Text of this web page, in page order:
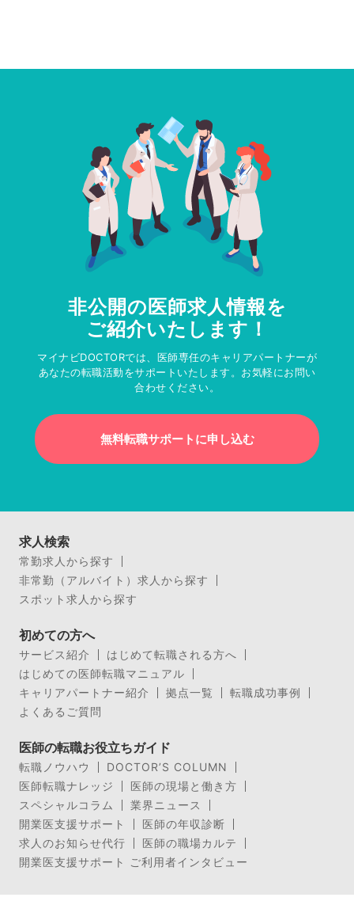
非公開の医師求人情報を
ご紹介いたします！
マイナビDOCTORでは、医師専任のキャリアパートナーが
あなたの転職活動をサポートいたします。お気軽にお問い
合わせください。
無料転職サポートに申し込む
求人検索
常勤求人から探す
非常勤（アルバイト）求人から探す
スポット求人から探す
初めての方へ
サービス紹介
はじめて転職される方へ
はじめての医師転職マニュアル
キャリアパートナー紹介
拠点一覧
転職成功事例
よくあるご質問
医師の転職お役立ちガイド
転職ノウハウ
DOCTOR’S COLUMN
医師転職ナレッジ
医師の現場と働き方
スペシャルコラム
業界ニュース
開業医支援サポート
医師の年収診断
求人のお知らせ代行
医師の職場カルテ
開業医支援サポート ご利用者インタビュー